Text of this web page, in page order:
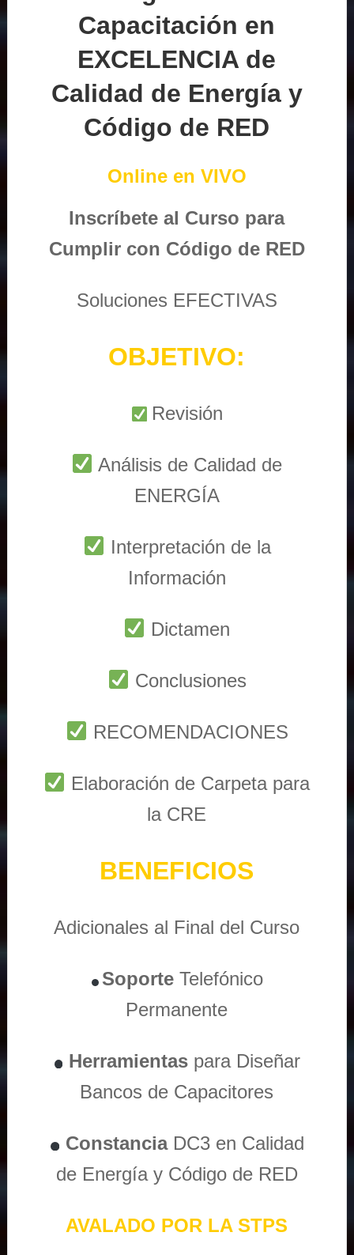
Capacitación en
EXCELENCIA de
Calidad de Energía y
Código de RED
Online en VIVO
Inscríbete al Curso para
Cumplir con Código de RED
Soluciones EFECTIVAS
OBJETIVO:
Revisión
Análisis de Calidad de
ENERGÍA
Interpretación de la
Información
Dictamen
Conclusiones
RECOMENDACIONES
Elaboración de Carpeta para
la CRE
BENEFICIOS
Adicionales al Final del Curso
Soporte Telefónico
Permanente
Herramientas para Diseñar
Bancos de Capacitores
ConstanciaDC3 en Calidad
de Energía y Código de RED
AVALADO POR LA STPS